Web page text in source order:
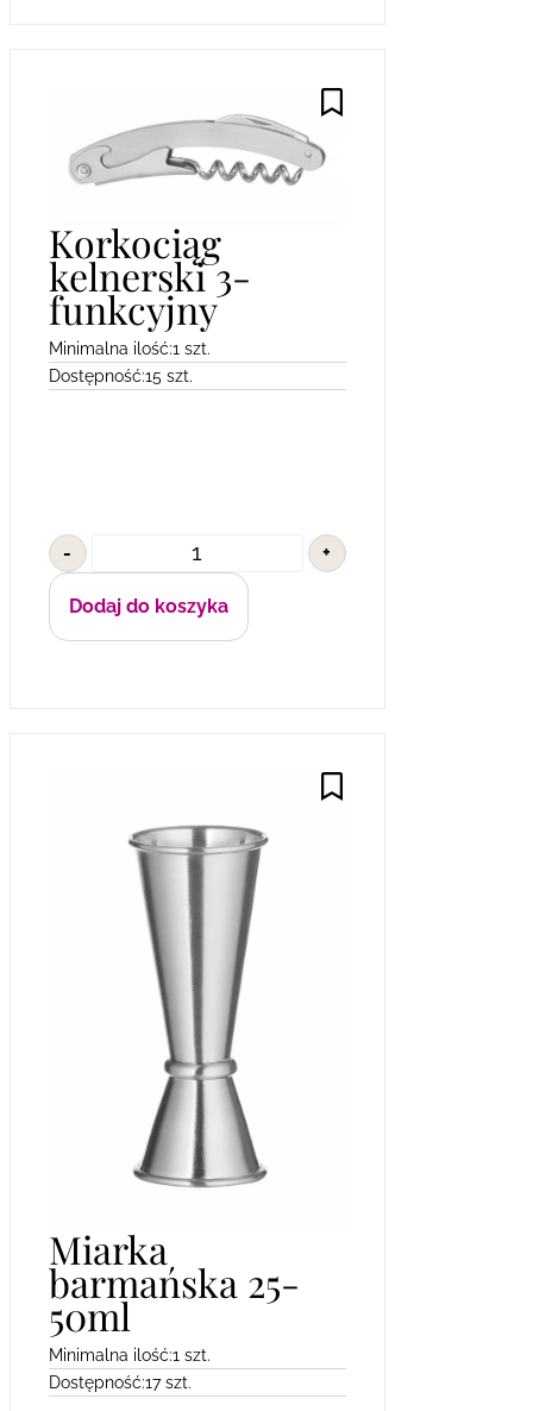
Korkociąg
kelnerski 3-
funkcyjny
Minimalna ilość:1 szt.
Dostępność:15 szt.
- +
Dodaj do koszyka
Miarka
barmańska 25-
50ml
Minimalna ilość:1 szt.
Dostępność:17 szt.